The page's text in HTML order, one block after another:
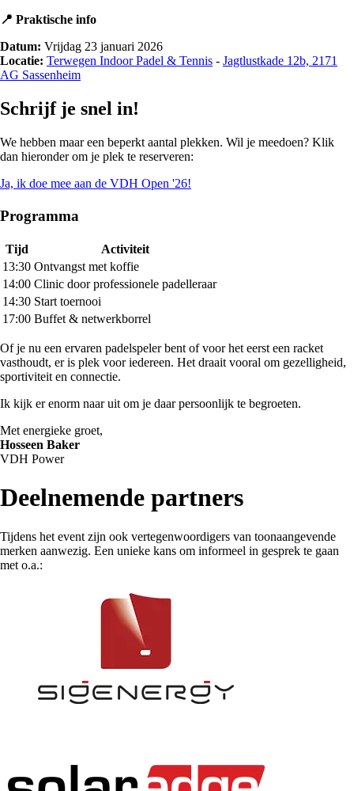
📍 Praktische info
Datum: Vrijdag 23 januari 2026
Locatie: Terwegen Indoor Padel & Tennis - Jagtlustkade 12b, 2171
AG Sassenheim
Schrijf je snel in!
We hebben maar een beperkt aantal plekken. Wil je meedoen? Klik
dan hieronder om je plek te reserveren:
Ja, ik doe mee aan de VDH Open '26!
Programma
Tijd
Activiteit
13:30 Ontvangst met koffie
14:00 Clinic door professionele padelleraar
14:30 Start toernooi
17:00 Buffet & netwerkborrel
Of je nu een ervaren padelspeler bent of voor het eerst een racket
vasthoudt, er is plek voor iedereen. Het draait vooral om gezelligheid,
sportiviteit en connectie.
Ik kijk er enorm naar uit om je daar persoonlijk te begroeten.
Met energieke groet,
Hosseen Baker
VDH Power
Deelnemende partners
Tijdens het event zijn ook vertegenwoordigers van toonaangevende
merken aanwezig. Een unieke kans om informeel in gesprek te gaan
met o.a.: